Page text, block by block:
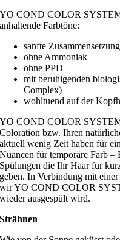
YO COND COLOR
anhaltende Farbtöne:
sanfte
ohne Ammoniak
ohne PPD
mit beruhigenden
Complex)
wohltuend auf der
YO COND COLOR SYSTEM
Coloration bzw. Ihren
aktuell wenig Zeit haben für
Nuancen für temporäre Farb –
Spülungen die Ihr Haar für
geben. In Verbindung mit
wir YO COND COLOR
wieder ausgespült wird.
Strähnen